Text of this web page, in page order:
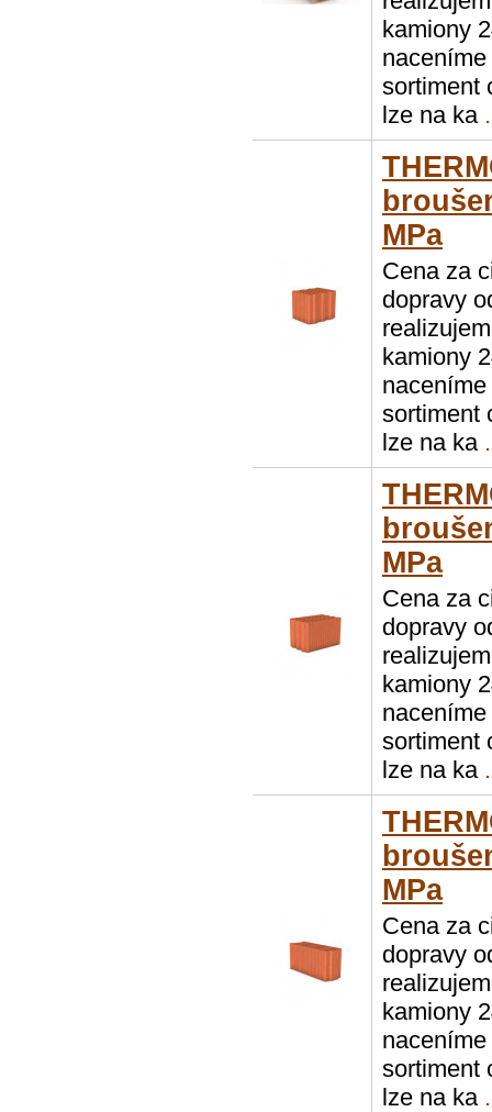
kamiony
sortiment
lze na ka
MPa
Cena za
dopravy
kamiony
sortiment
lze na ka
MPa
Cena za
dopravy
kamiony
sortiment
lze na ka
MPa
Cena za
dopravy
kamiony
sortiment
lze na ka